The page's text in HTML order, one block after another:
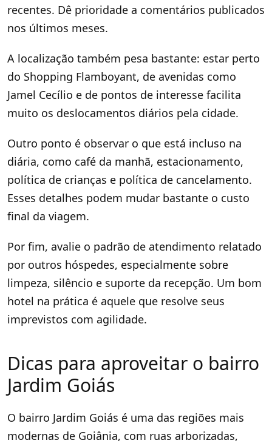
recentes. Dê prioridade a comentários publicados
nos últimos meses.
A localização também pesa bastante: estar perto
do Shopping Flamboyant, de avenidas como
Jamel Cecílio e de pontos de interesse facilita
muito os deslocamentos diários pela cidade.
Outro ponto é observar o que está incluso na
diária, como café da manhã, estacionamento,
política de crianças e política de cancelamento.
Esses detalhes podem mudar bastante o custo
final da viagem.
Por fim, avalie o padrão de atendimento relatado
por outros hóspedes, especialmente sobre
limpeza, silêncio e suporte da recepção. Um bom
hotel na prática é aquele que resolve seus
imprevistos com agilidade.
Dicas para aproveitar o bairro
Jardim Goiás
O bairro Jardim Goiás é uma das regiões mais
modernas de Goiânia, com ruas arborizadas,